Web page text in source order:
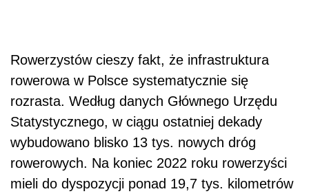
Rowerzystów cieszy fakt, że infrastruktura
rowerowa w Polsce systematycznie się
rozrasta. Według danych Głównego Urzędu
Statystycznego, w ciągu ostatniej dekady
wybudowano blisko 13 tys. nowych dróg
rowerowych. Na koniec 2022 roku rowerzyści
mieli do dyspozycji ponad 19,7 tys. kilometrów